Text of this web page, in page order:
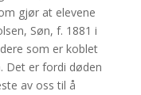
gjør at elevene
Søn, f. 1881 i
som er koblet
Det er fordi døden
av oss til å